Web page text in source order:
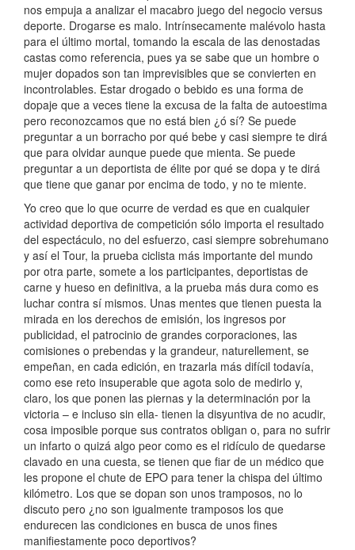
nos empuja a analizar el macabro juego del negocio versus
deporte. Drogarse es malo. Intrínsecamente malévolo hasta
para el último mortal, tomando la escala de las denostadas
castas como referencia, pues ya se sabe que un hombre o
mujer dopados son tan imprevisibles que se convierten en
incontrolables. Estar drogado o bebido es una forma de
dopaje que a veces tiene la excusa de la falta de autoestima
pero reconozcamos que no está bien ¿ó sí? Se puede
preguntar a un borracho por qué bebe y casi siempre te dirá
que para olvidar aunque puede que mienta. Se puede
preguntar a un deportista de élite por qué se dopa y te dirá
que tiene que ganar por encima de todo, y no te miente.
Yo creo que lo que ocurre de verdad es que en cualquier
actividad deportiva de competición sólo importa el resultado
del espectáculo, no del esfuerzo, casi siempre sobrehumano
y así el Tour, la prueba ciclista más importante del mundo
por otra parte, somete a los participantes, deportistas de
carne y hueso en definitiva, a la prueba más dura como es
luchar contra sí mismos. Unas mentes que tienen puesta la
mirada en los derechos de emisión, los ingresos por
publicidad, el patrocinio de grandes corporaciones, las
comisiones o prebendas y la grandeur, naturellement, se
empeñan, en cada edición, en trazarla más difícil todavía,
como ese reto insuperable que agota solo de medirlo y,
claro, los que ponen las piernas y la determinación por la
victoria – e incluso sin ella- tienen la disyuntiva de no acudir,
cosa imposible porque sus contratos obligan o, para no sufrir
un infarto o quizá algo peor como es el ridículo de quedarse
clavado en una cuesta, se tienen que fiar de un médico que
les propone el chute de EPO para tener la chispa del último
kilómetro. Los que se dopan son unos tramposos, no lo
discuto pero ¿no son igualmente tramposos los que
endurecen las condiciones en busca de unos fines
manifiestamente poco deportivos?